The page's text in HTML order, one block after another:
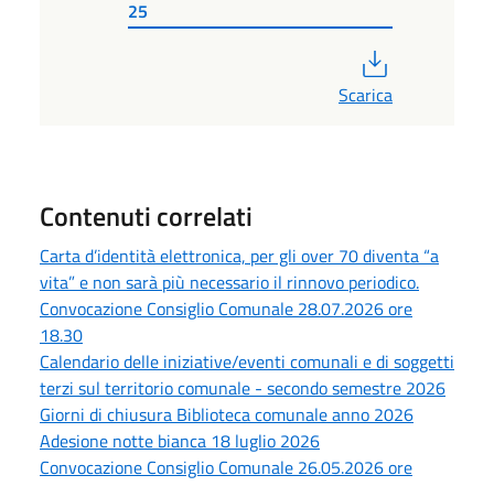
25
Scarica
Contenuti correlati
Carta d’identità elettronica, per gli over 70 diventa “a
vita” e non sarà più necessario il rinnovo periodico.
Convocazione Consiglio Comunale 28.07.2026 ore
18.30
Calendario delle iniziative/eventi comunali e di soggetti
terzi sul territorio comunale - secondo semestre 2026
Giorni di chiusura Biblioteca comunale anno 2026
Adesione notte bianca 18 luglio 2026
Convocazione Consiglio Comunale 26.05.2026 ore